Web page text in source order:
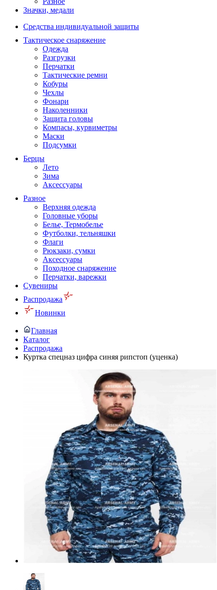
Значки, медали
Средства индивидуальной защиты
Тактическое снаряжение
Одежда
Разгрузки
Перчатки
Тактические ремни
Кобуры
Чехлы
Фонари
Наколенники
Защита головы
Компасы, курвиметры
Маски
Подсумки
Берцы
Лето
Зима
Аксессуары
Разное
Верхняя одежда
Головные уборы
Белье, Термобелье
Футболки, тельняшки
Флаги
Рюкзаки, сумки
Аксессуары
Походное снаряжение
Перчатки, варежки
Сувениры
Распродажа
Новинки
Главная
Каталог
Распродажа
Куртка спецназ цифра синяя рипстоп (уценка)